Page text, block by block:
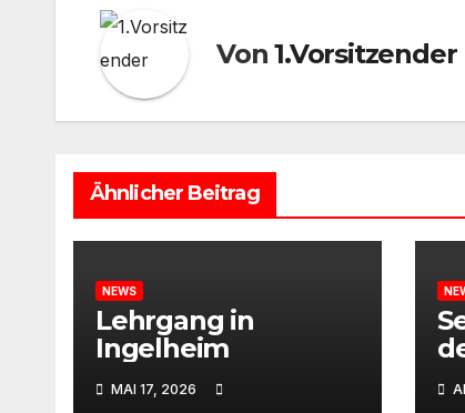
Von1.Vorsitzender
Ähnlicher Beitrag
NEWS
Lehrgang in
Ingelheim
MAI 17, 2026